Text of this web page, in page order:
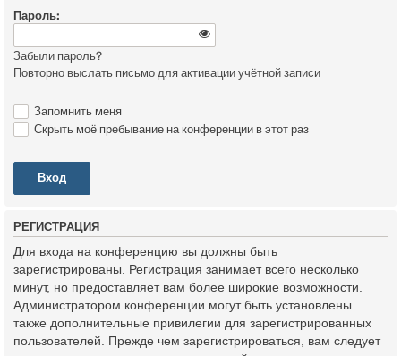
Пароль:
Забыли пароль?
Повторно выслать письмо для активации учётной записи
Запомнить меня
Скрыть моё пребывание на конференции в этот раз
РЕ ГИСТРАЦИЯ
Для входа на конференцию вы должны быть
зарегистрированы. Регистрация занимает всего несколько
минут, но предоставляет вам более широкие возможности.
Администратором конференции могут быть установлены
также дополнительные привилегии для зарегистрированных
пользователей. Прежде чем зарегистрироваться, вам следует